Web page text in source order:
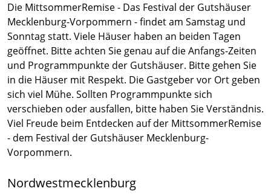
Die MittsommerRemise - Das Festival der Gutshäuser
Mecklenburg-Vorpommern - findet am Samstag und
Sonntag statt. Viele Häuser haben an beiden Tagen
geöffnet. Bitte achten Sie genau auf die Anfangs-Zeiten
und Programmpunkte der Gutshäuser. Bitte gehen Sie
in die Häuser mit Respekt. Die Gastgeber vor Ort geben
sich viel Mühe. Sollten Programmpunkte sich
verschieben oder ausfallen, bitte haben Sie Verständnis.
Viel Freude beim Entdecken auf der MittsommerRemise
- dem Festival der Gutshäuser Mecklenburg-
Vorpommern.
Nordwestmecklenburg